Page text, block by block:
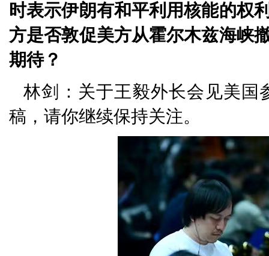
时表示伊朗有和平利用核能的权
方是否敦促美方从霍尔木兹海峡
期待？
林剑：关于王毅外长会见美国
稿，请你继续保持关注。